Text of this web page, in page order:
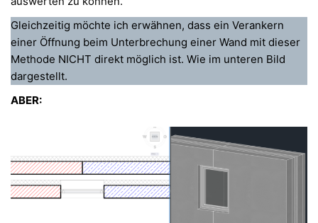
Gleichzeitig möchte ich erwähnen, dass ein Verankern
einer Öffnung beim Unterbrechung einer Wand mit dieser
Methode NICHT direkt möglich ist. Wie im unteren Bild
dargestellt.
ABER: